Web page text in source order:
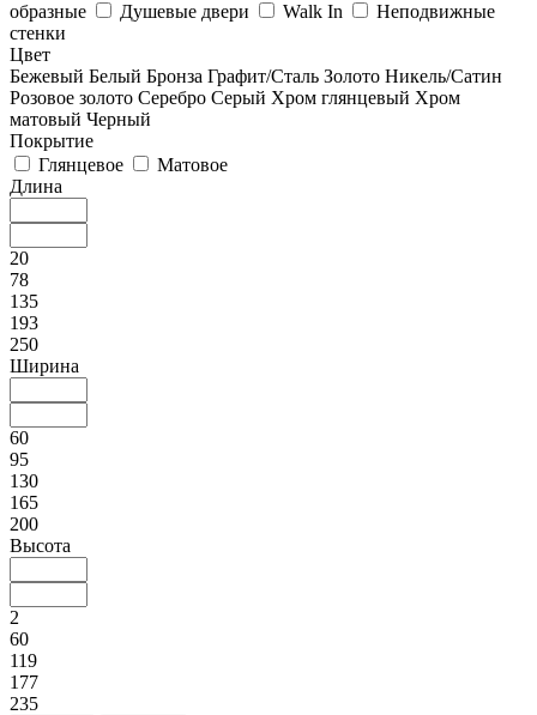
образные
Душевые двери Walk In
Неподвижные
стенки
Цвет
Бежевый Белый Бронза Графит/Сталь Золото Никель/Сатин
Розовое золото Серебро Серый Хром глянцевый Хром
матовый Черный
Покрытие
Глянцевое
Матовое
Длина
20
78
135
193
250
Ширина
60
95
130
165
200
Высота
2
60
119
177
235